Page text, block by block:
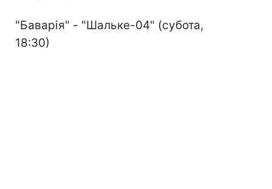
"Баварія" - "Шальке-04" (субота,
18:30)